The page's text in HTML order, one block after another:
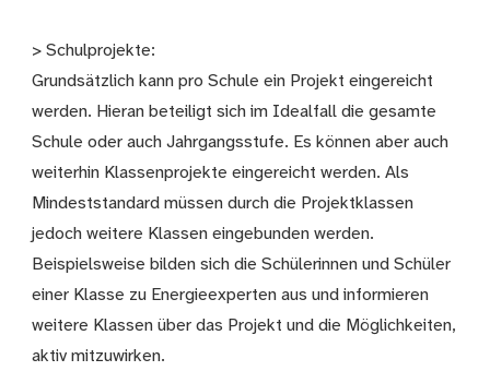
> Schulprojekte:
Grundsätzlich kann pro Schule ein Projekt eingereicht
werden. Hieran beteiligt sich im Idealfall die gesamte
Schule oder auch Jahrgangsstufe. Es können aber auch
weiterhin Klassenprojekte eingereicht werden. Als
Mindeststandard müssen durch die Projektklassen
jedoch weitere Klassen eingebunden werden.
Beispielsweise bilden sich die Schülerinnen und Schüler
einer Klasse zu Energieexperten aus und informieren
weitere Klassen über das Projekt und die Möglichkeiten,
aktiv mitzuwirken.